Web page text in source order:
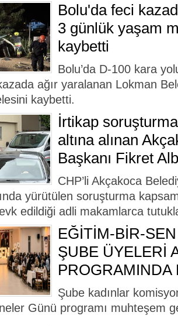
Bolu'da feci
3 günlük yaşam
kaybetti
Bolu’da D-100 kara
kazada ağır yaralanan Lokman
kaybetti.
İrtikap
altına alınan
Başkanı Fikret
CHP’li Akçakoca
yürütülen soruşturma
edildiği adli makamlarca
EĞİTİM-BİR-
ŞUBE ÜYELERİ
PROGRAMINDA
Şube kadınlar
Günü programı muhteşem